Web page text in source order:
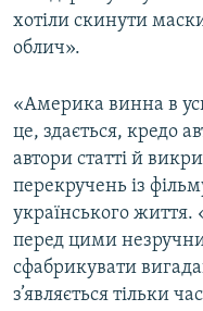
хотіли скинути
облич».
«Америка винна в
це, здається, кредо
автори статті й
перекручень із
українського
перед цими
сфабрикувати
з’являється тільки